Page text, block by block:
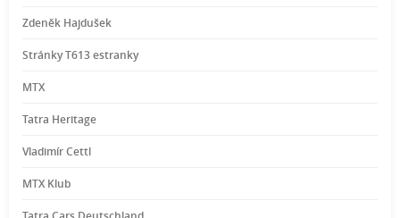
Zdeněk Hajdušek
Stránky T613 estranky
MTX
Tatra Heritage
Vladimír Cettl
MTX Klub